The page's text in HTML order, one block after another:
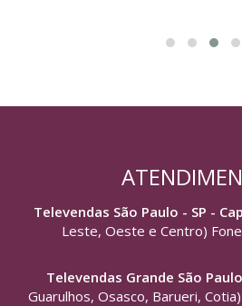
Televendas São Paulo - SP -
Leste, Oeste e Centro)
Televendas Grande São Paulo
Guarulhos, Osasco, Barueri,